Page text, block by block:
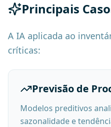
Principais
A IA aplicada ao
críticas:
Previsão de
Modelos preditivos
sazonalidade e